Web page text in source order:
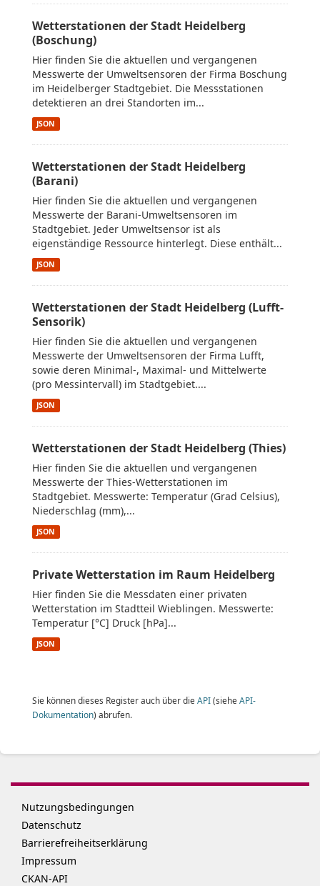
Wetterstationen der Stadt Heidelberg
(Boschung)
Hier finden Sie die aktuellen und vergangenen
Messwerte der Umweltsensoren der Firma Boschung
im Heidelberger Stadtgebiet. Die Messstationen
detektieren an drei Standorten im...
JSON
Wetterstationen der Stadt Heidelberg
(Barani)
Hier finden Sie die aktuellen und vergangenen
Messwerte der Barani-Umweltsensoren im
Stadtgebiet. Jeder Umweltsensor ist als
eigenständige Ressource hinterlegt. Diese enthält...
JSON
Wetterstationen der Stadt Heidelberg (Lufft-
Sensorik)
Hier finden Sie die aktuellen und vergangenen
Messwerte der Umweltsensoren der Firma Lufft,
sowie deren Minimal-, Maximal- und Mittelwerte
(pro Messintervall) im Stadtgebiet....
JSON
Wetterstationen der Stadt Heidelberg (Thies)
Hier finden Sie die aktuellen und vergangenen
Messwerte der Thies-Wetterstationen im
Stadtgebiet. Messwerte: Temperatur (Grad Celsius),
Niederschlag (mm),...
JSON
Private Wetterstation im Raum Heidelberg
Hier finden Sie die Messdaten einer privaten
Wetterstation im Stadtteil Wieblingen. Messwerte:
Temperatur [°C] Druck [hPa]...
JSON
Sie können dieses Register auch über die API(siehe API-
Dokumentation) abrufen.
Nutzungsbedingungen
Datenschutz
Barrierefreiheitserklärung
Impressum
CKAN-API